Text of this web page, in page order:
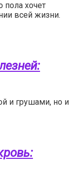
пола хочет
всей жизни.
и грушами, но и